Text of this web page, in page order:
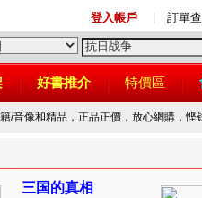
登入帳戶 訂單
好書推介 特價區
/音像和精品，正品正價，放心網購，悭
三国的真相